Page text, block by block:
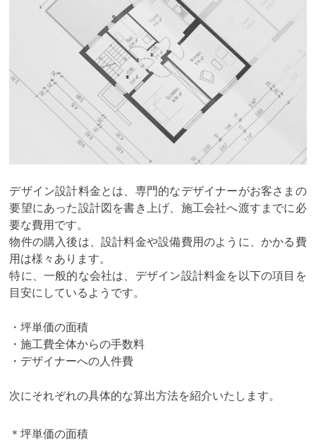
デザイン設計料金とは、専門的なデザイナーがお客さまの
要望にあった設計図を書き上げ、施工会社へ渡すまでに必
要な費用です。
物件の購入後は、設計料金や設備費用のように、かかる費
用は様々あります。
特に、一般的な会社は、デザイン設計料金を以下の項目を
目安にしているようです。
・坪単価の面積
・施工費全体からの手数料
・デザイナーへの人件費
次にそれぞれの具体的な算出方法を紹介いたします。
＊坪単価の面積